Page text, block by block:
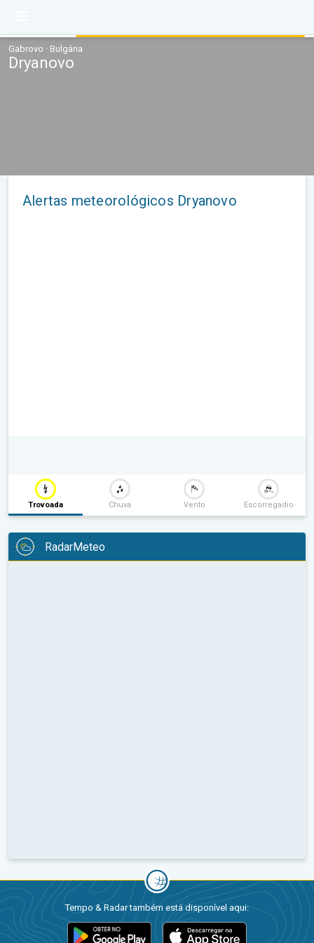
Gabrovo · Bulgária
Dryanovo
Alertas meteorológicos Dryanovo
Trovoada Chuva Vento Escorregadio
RadarMeteo
Tempo & Radar também está disponível aqui: